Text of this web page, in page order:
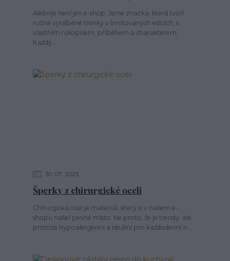
Alebrije není jen e-shop. Jsme značka, která tvoří
ručně vyráběné trenky v limitovaných edicích, s
vlastním rukopisem, příběhem a charakterem.
Každý...
30 07 2025
Šperky z chirurgické oceli
Chirurgická ocel je materiál, který si v našem e-
shopu našel pevné místo. Ne proto, že je trendy, ale
protože hypoalergenní a ideální pro každodenní n...